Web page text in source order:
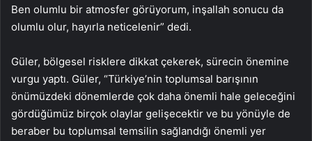
Ben olumlu bir atmosfer görüyorum, inşallah sonucu da
olumlu olur, hayırla neticelenir” dedi.
Güler, bölgesel risklere dikkat çekerek, sürecin önemine
vurgu yaptı. Güler, “Türkiye’nin toplumsal barışının
önümüzdeki dönemlerde çok daha önemli hale geleceğini
gördüğümüz birçok olaylar gelişecektir ve bu yönüyle de
beraber bu toplumsal temsilin sağlandığı önemli yer